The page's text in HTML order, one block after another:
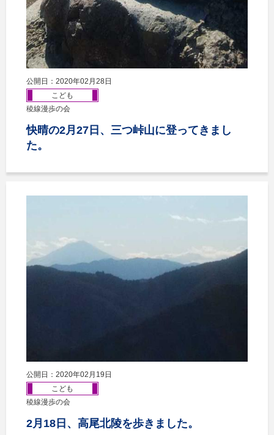
公開日：2020年02月28日
こども
稜線漫歩の会
快晴の2月27日、三つ峠山に登ってきまし
た。
公開日：2020年02月19日
こども
稜線漫歩の会
2月18日、高尾北陵を歩きました。